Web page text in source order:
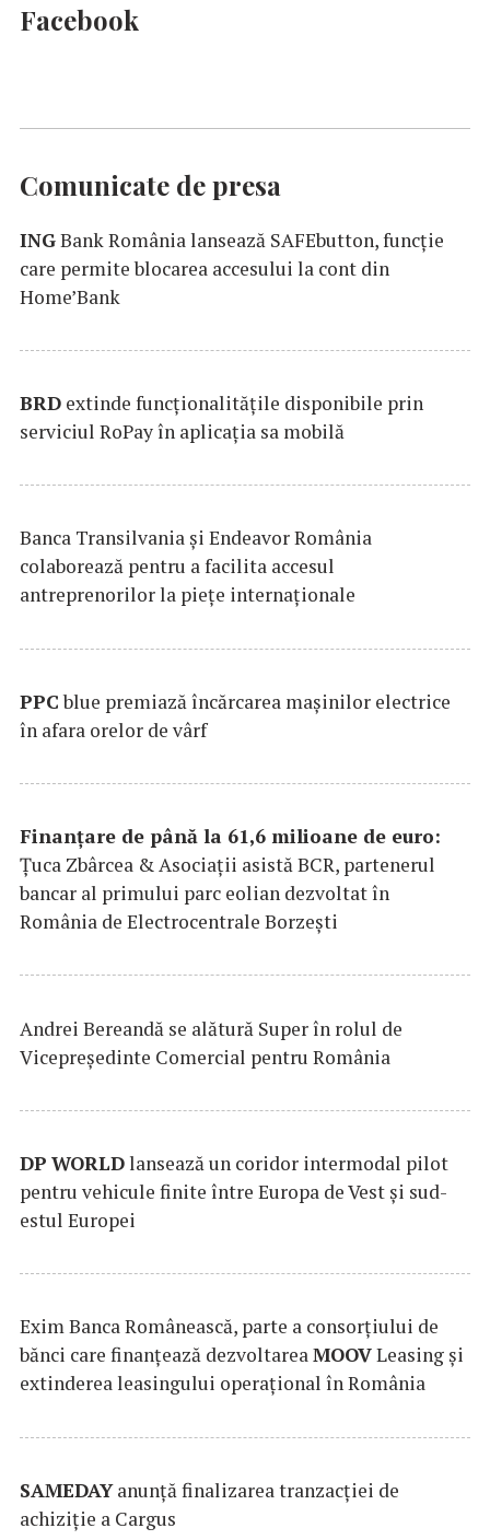
Facebook
Comunicate de presa
INGBank România lansează SAFEbutton, funcţie
care permite blocarea accesului la cont din
Home’Bank
BRD extinde funcţionalităţile disponibile prin
serviciul RoPay în aplicaţia sa mobilă
Banca Transilvania şi Endeavor România
colaborează pentru a facilita accesul
antreprenorilor la pieţe internaţionale
PPCblue premiază încărcarea maşinilor electrice
în afara orelor de vârf
Finanțare de până la 61,6 milioane de euro:
Țuca Zbârcea & Asociații asistă BCR, partenerul
bancar al primului parc eolian dezvoltat în
România de Electrocentrale Borzești
Andrei Bereandă se alătură Super în rolul de
Vicepreședinte Comercial pentru România
DP WORLDlansează un coridor intermodal pilot
pentru vehicule finite între Europa de Vest și sud-
estul Europei
Exim Banca Românească, parte a consorțiului de
bănci care finanțează dezvoltareaMOOVLeasing și
extinderea leasingului operațional în România
SAMEDAYanunță finalizarea tranzacției de
achiziție a Cargus